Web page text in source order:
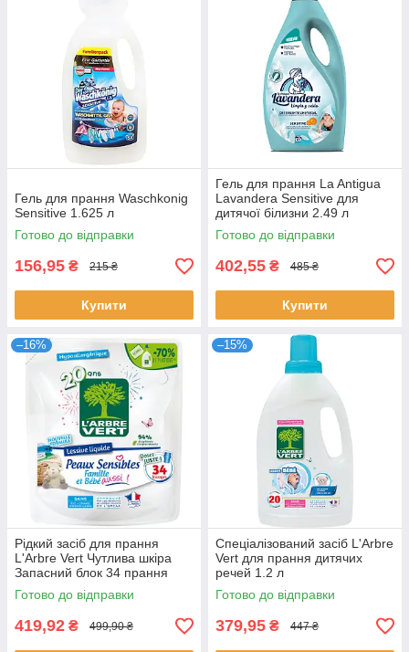
Гель для прання Waschkonig
Sensitive 1.625 л
Готово до відправки
156,95 ₴ 215 ₴
Купити
Гель для прання La Antigua
Lavandera Sensitive для
дитячої білизни 2.49 л
Готово до відправки
402,55 ₴ 485 ₴
Купити
–16%
Рідкий засіб для прання
L'Arbre Vert Чутлива шкіра
Запасний блок 34 прання
1.53 л
Готово до відправки
419,92 ₴ 499,90 ₴
–15%
Спеціалізований засіб L'Arbre
Vert для прання дитячих
речей 1.2 л
Готово до відправки
379,95 ₴ 447 ₴